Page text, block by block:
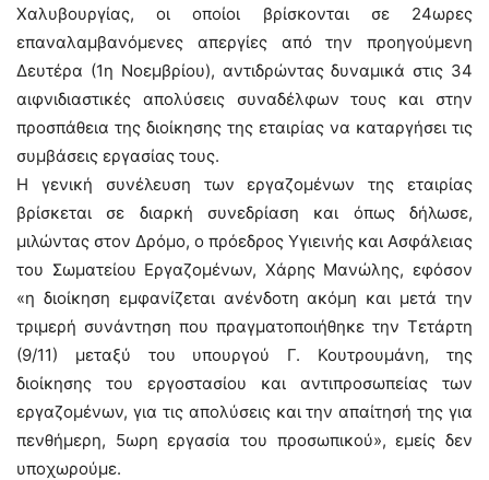
Χαλυβουργίας, οι οποίοι βρίσκονται σε 24ωρες
επαναλαμβανόμενες απεργίες από την προηγούμενη
Δευτέρα (1η Νοεμβρίου), αντιδρώντας δυναμικά στις 34
αιφνιδιαστικές απολύσεις συναδέλφων τους και στην
προσπάθεια της διοίκησης της εταιρίας να καταργήσει τις
συμβάσεις εργασίας τους.
Η γενική συνέλευση των εργαζομένων της εταιρίας
βρίσκεται σε διαρκή συνεδρίαση και όπως δήλωσε,
μιλώντας στον Δρόμο, ο πρόεδρος Υγιεινής και Ασφάλειας
του Σωματείου Εργαζομένων, Χάρης Μανώλης, εφόσον
«η διοίκηση εμφανίζεται ανένδοτη ακόμη και μετά την
τριμερή συνάντηση που πραγματοποιήθηκε την Τετάρτη
(9/11) μεταξύ του υπουργού Γ. Κουτρουμάνη, της
διοίκησης του εργοστασίου και αντιπροσωπείας των
εργαζομένων, για τις απολύσεις και την απαίτησή της για
πενθήμερη, 5ωρη εργασία του προσωπικού», εμείς δεν
υποχωρούμε.